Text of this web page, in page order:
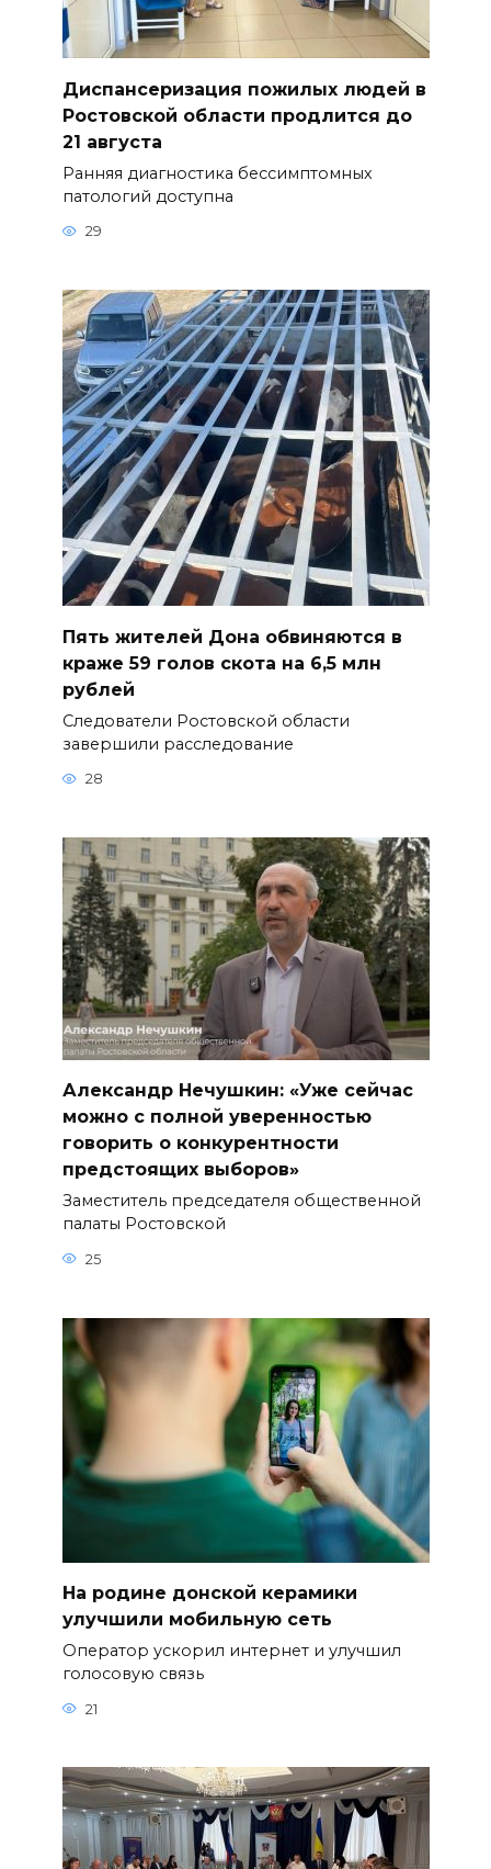
Диспансеризация пожилых людей в
Ростовской области продлится до
21 августа
Ранняя диагностика бессимптомных
патологий доступна
29
Пять жителей Дона обвиняются в
краже 59 голов скота на 6,5 млн
рублей
Следователи Ростовской области
завершили расследование
28
Александр Нечушкин: «Уже сейчас
можно с полной уверенностью
говорить о конкурентности
предстоящих выборов»
Заместитель председателя общественной
палаты Ростовской
25
На родине донской керамики
улучшили мобильную сеть
Оператор ускорил интернет и улучшил
голосовую связь
21